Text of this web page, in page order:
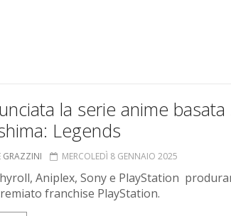
la serie anime
Legends
GRAZZINI MERCOLEDÌ 8 GENNAIO 2025
Aniplex, Sony e PlayStation
franchise PlayStation.